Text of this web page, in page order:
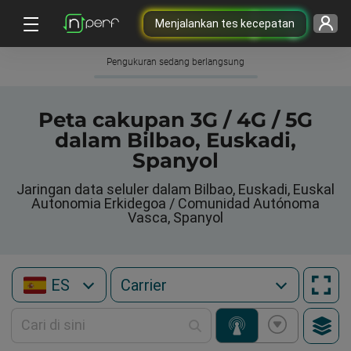
Menjalankan tes kecepatan
Pengukuran sedang berlangsung
Peta cakupan 3G / 4G / 5G
dalam Bilbao, Euskadi,
Spanyol
Jaringan data seluler dalam Bilbao, Euskadi, Euskal
Autonomia Erkidegoa / Comunidad Autónoma
Vasca, Spanyol
ES